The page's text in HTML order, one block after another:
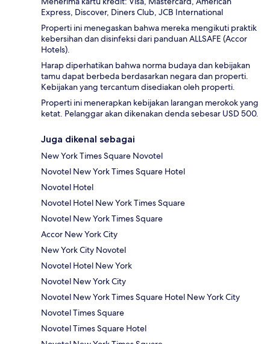
Express, Discover, Diners Club, JCB International
Properti ini menegaskan bahwa mereka mengikuti praktik
kebersihan dan disinfeksi dari panduan ALLSAFE (Accor
Hotels).
Harap diperhatikan bahwa norma budaya dan kebijakan
tamu dapat berbeda berdasarkan negara dan properti.
Kebijakan yang tercantum disediakan oleh properti.
Properti ini menerapkan kebijakan larangan merokok yang
ketat. Pelanggar akan dikenakan denda sebesar USD 500.
Juga dikenal sebagai
New York Times Square Novotel
Novotel New York Times Square Hotel
Novotel Hotel
Novotel Hotel New York Times Square
Novotel New York Times Square
Accor New York City
New York City Novotel
Novotel Hotel New York
Novotel New York City
Novotel New York Times Square Hotel New York City
Novotel Times Square
Novotel Times Square Hotel